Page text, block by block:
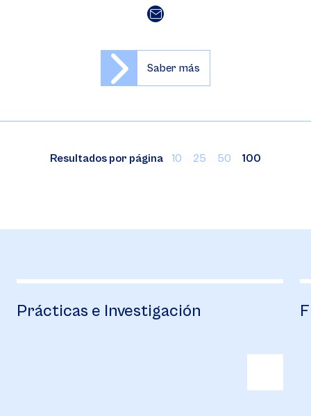
Saber más
Resultados por página 10 25 50 100
Financiación